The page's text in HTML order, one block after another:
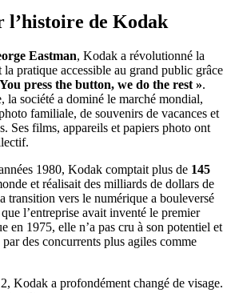
de Kodak
Eastman, Kodak a révolutionné la
pratique accessible au grand public grâce
press the button, we do the rest ».
la société a dominé le marché mondial,
familiale, de souvenirs de vacances et
Ses films, appareils et papiers photo ont
1980, Kodak comptait plus de 145
et réalisait des milliards de dollars de
transition vers le numérique a bouleversé
l’entreprise avait inventé le premier
en 1975, elle n’a pas cru à son potentiel et
par des concurrents plus agiles comme
Kodak a profondément changé de visage.